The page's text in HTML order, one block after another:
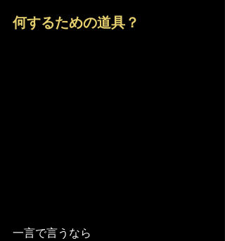
何するための道具？
一言で言うなら